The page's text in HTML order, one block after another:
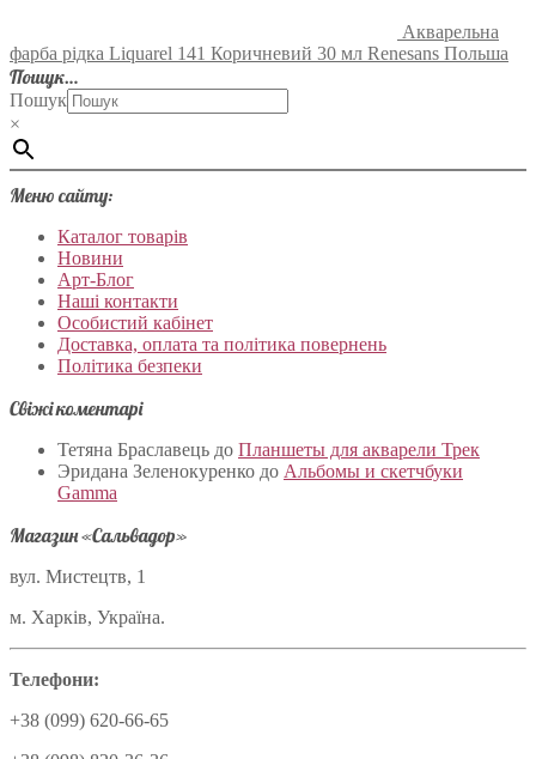
Акварельна
фарба рідка Liquarel 141 Коричневий 30 мл Renesans Польша
Пошук…
Пошук
×
Меню сайту:
Каталог товарів
Новини
Арт-Блог
Наші контакти
Особистий кабінет
Доставка, оплата та політика повернень
Політика безпеки
Свіжі коментарі
Тетяна Браславець до Планшеты для акварели Трек
Эридана Зеленокуренко до Альбомы и скетчбуки
Gamma
Магазин «Сальвадор»
вул. Мистецтв, 1
м. Харків, Україна.
Телефони:
+38 (099) 620-66-65